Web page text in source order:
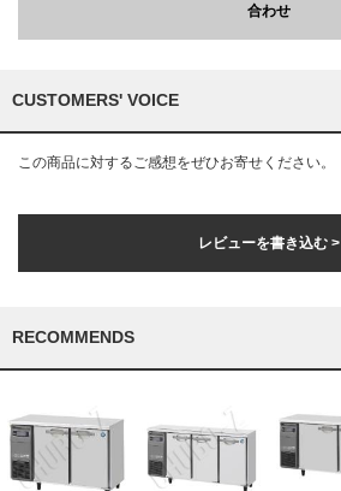
合わせ
CUSTOMERS' VOICE
この商品に対するご感想をぜひお寄せください。
レビューを書き込む >
RECOMMENDS